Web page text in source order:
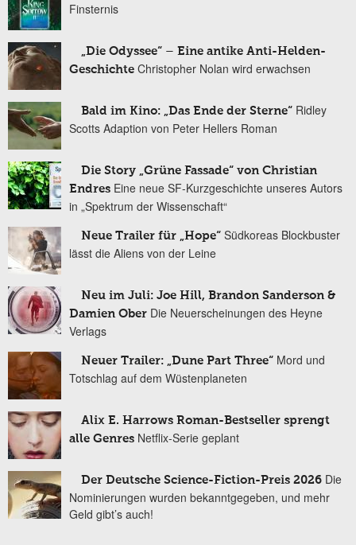
Finsternis
„Die Odyssee“ – Eine antike Anti-Helden-
Geschichte Christopher Nolan wird erwachsen
Bald im Kino: „Das Ende der Sterne“ Ridley
Scotts Adaption von Peter Hellers Roman
Die Story „Grüne Fassade“ von Christian
Endres Eine neue SF-Kurzgeschichte unseres Autors
in „Spektrum der Wissenschaft“
Neue Trailer für „Hope“ Südkoreas Blockbuster
lässt die Aliens von der Leine
Neu im Juli: Joe Hill, Brandon Sanderson &
Damien Ober Die Neuerscheinungen des Heyne
Verlags
Neuer Trailer: „Dune Part Three“ Mord und
Totschlag auf dem Wüstenplaneten
Alix E. Harrows Roman-Bestseller sprengt
alle Genres Netflix-Serie geplant
Der Deutsche Science-Fiction-Preis 2026 Die
Nominierungen wurden bekanntgegeben, und mehr
Geld gibt’s auch!